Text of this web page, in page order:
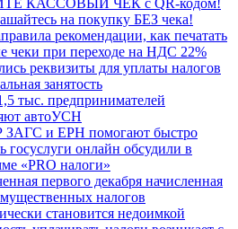
КАССОВЫЙ ЧЕК с QR-кодом!
на покупку БЕЗ чека!
рекомендации, как печатать
чеки при переходе на НДС 22%
реквизиты для уплаты налогов
занятость
тыс. предпринимателей
автоУСН
ЗАГС и ЕРН помогают быстро
госуслуги онлайн обсудили в
«PRO налоги»
первого декабря начисленная
налогов
становится недоимкой